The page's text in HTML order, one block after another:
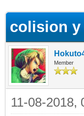
colision y
Member
11-08-2018,